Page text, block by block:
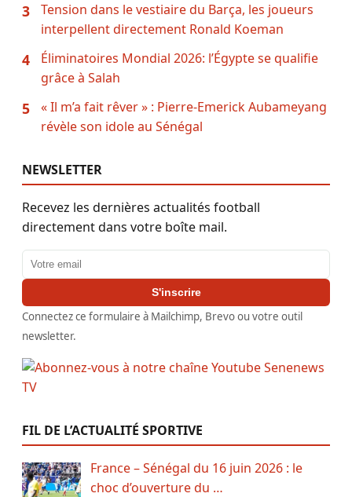
3
Tension dans le vestiaire du Barça, les joueurs
interpellent directement Ronald Koeman
4
Éliminatoires Mondial 2026: l’Égypte se qualifie
grâce à Salah
5
« Il m’a fait rêver » : Pierre-Emerick Aubameyang
révèle son idole au Sénégal
NEWSLETTER
Recevez les dernières actualités football
directement dans votre boîte mail.
Adresse email
S'inscrire
Connectez ce formulaire à Mailchimp, Brevo ou votre outil
newsletter.
FIL DE L’ACTUALITÉ SPORTIVE
France – Sénégal du 16 juin 2026 : le
choc d’ouverture du …